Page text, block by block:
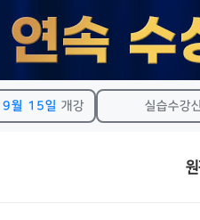
9월 15일 개강 실습수강